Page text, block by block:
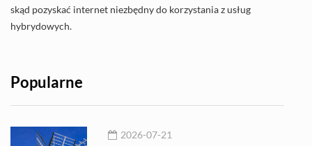
skąd pozyskać internet niezbędny do korzystania z usług
hybrydowych.
Popularne
2026-07-21